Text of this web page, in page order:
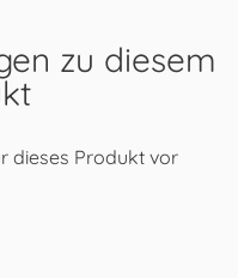
zu diesem
dieses Produkt vor